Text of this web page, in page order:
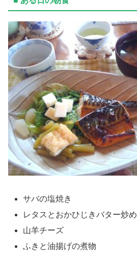
サバの塩焼き
レタスとおかひじきバター炒め
山羊チーズ
ふきと油揚げの煮物